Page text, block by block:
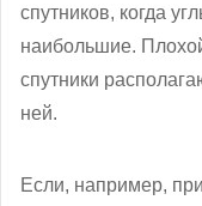
спутников, когда
наибольшие.
спутники
ней.
Если, например,